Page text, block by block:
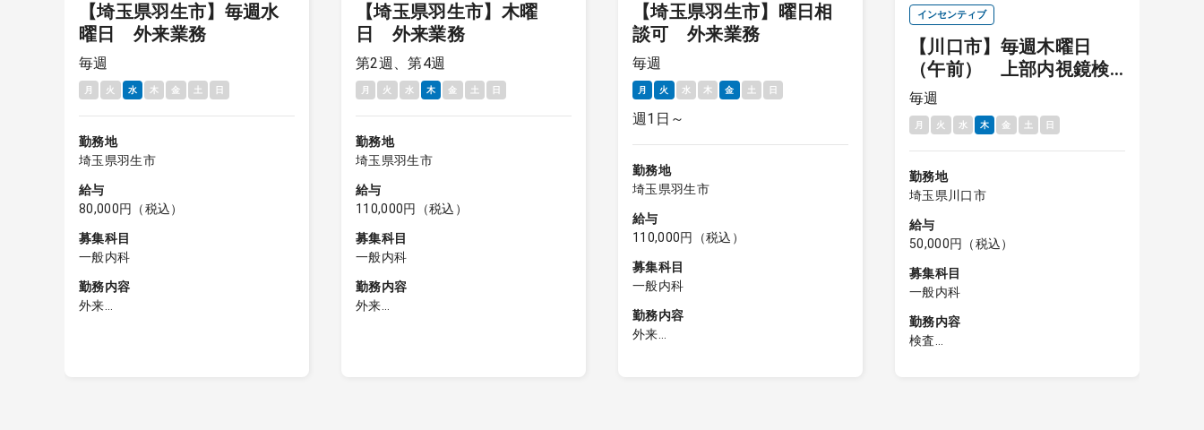
【埼玉県羽生市】毎週水
曜日 外来業務
毎週
月 火 水 木 金 土 日
勤務地
埼玉県羽生市
給与
80,000円（税込）
募集科目
一般内科
勤務内容
外来
【埼玉県羽生市】木曜
日 外来業務
第2週、第4週
月 火 水 木 金 土 日
勤務地
埼玉県羽生市
給与
110,000円（税込）
募集科目
一般内科
勤務内容
外来
【埼玉県羽生市】曜日相
談可 外来業務
毎週
月 火 水 木 金 土 日
週1日～
勤務地
埼玉県羽生市
給与
110,000円（税込）
募集科目
一般内科
勤務内容
外来
インセンティブ
【川口市】毎週木曜日
（午前） 上部内視鏡検
査 インセンティブあり
毎週
月 火 水 木 金 土 日
勤務地
埼玉県川口市
給与
50,000円（税込）
募集科目
一般内科
勤務内容
検査